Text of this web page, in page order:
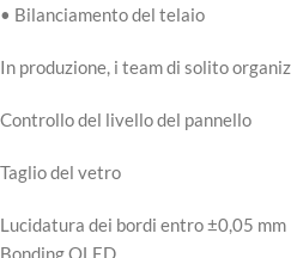
• Bilanciamento del telaio
In produzione, i team di solito
Controllo del livello del pannello
Taglio del vetro
Lucidatura dei bordi entro ±0,05 mm
Bonding OLED